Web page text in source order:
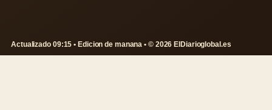
Actualizado 09:15 • Edicion de manana • © 2026 ElDiarioglobal.es